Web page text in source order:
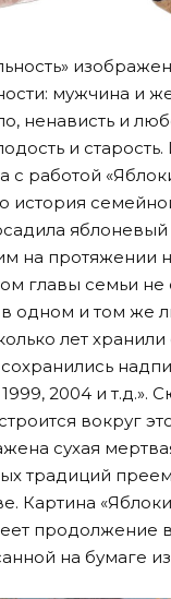
мужчина и
ненависть и
и
с работой
история
яблоневый
на протяжении
главы семьи не
одном и том же
лет
2004 и т.д.».
вокруг
сухая
традиций
Картина
продолжение
на бумаге